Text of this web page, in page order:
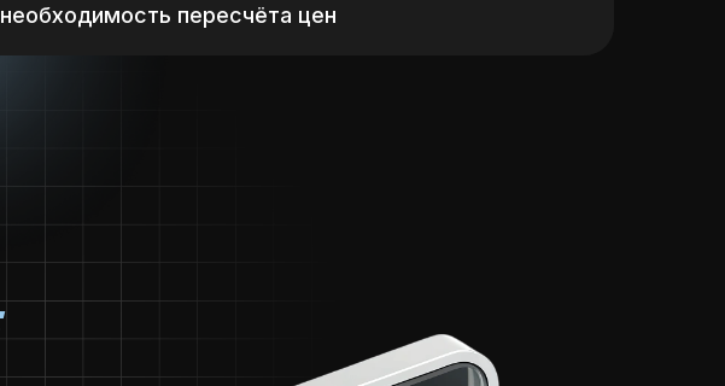
необходимость пересчёта цен